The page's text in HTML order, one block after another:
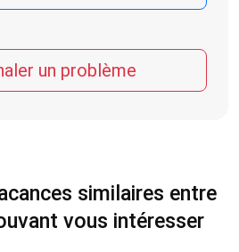
un problème
similaires entre
vous intéresser